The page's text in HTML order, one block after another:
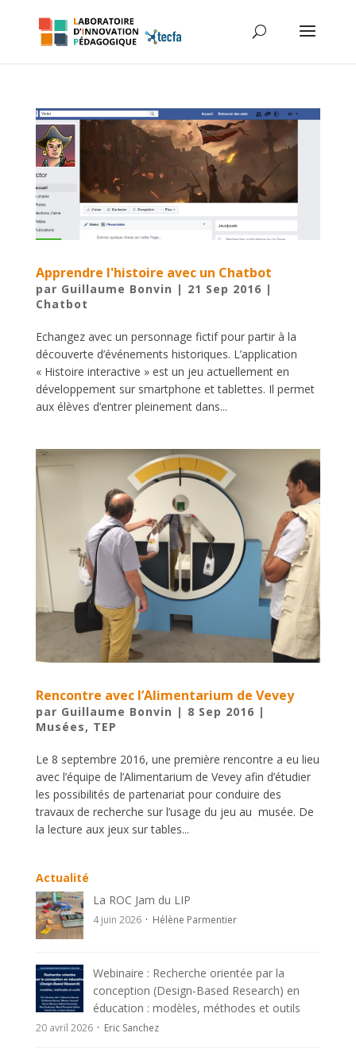
Apprendre l'histoire avec un Chatbot
par Guillaume Bonvin | 21 Sep 2016 |
Chatbot
Echangez avec un personnage fictif pour partir à la
découverte d’événements historiques. L’application
« Histoire interactive » est un jeu actuellement en
développement sur smartphone et tablettes. Il permet
aux élèves d’entrer pleinement dans...
Rencontre avec l’Alimentarium de Vevey
par Guillaume Bonvin | 8 Sep 2016 |
Musées, TEP
Le 8 septembre 2016, une première rencontre a eu lieu
avec l’équipe de l’Alimentarium de Vevey afin d’étudier
les possibilités de partenariat pour conduire des
travaux de recherche sur l’usage du jeu au musée. De
la lecture aux jeux sur tables...
Actualité
La ROC Jam du LIP
4 juin 2026 Hélène Parmentier
Webinaire : Recherche orientée par la
conception (Design-Based Research) en
éducation : modèles, méthodes et outils
20 avril 2026 Eric Sanchez